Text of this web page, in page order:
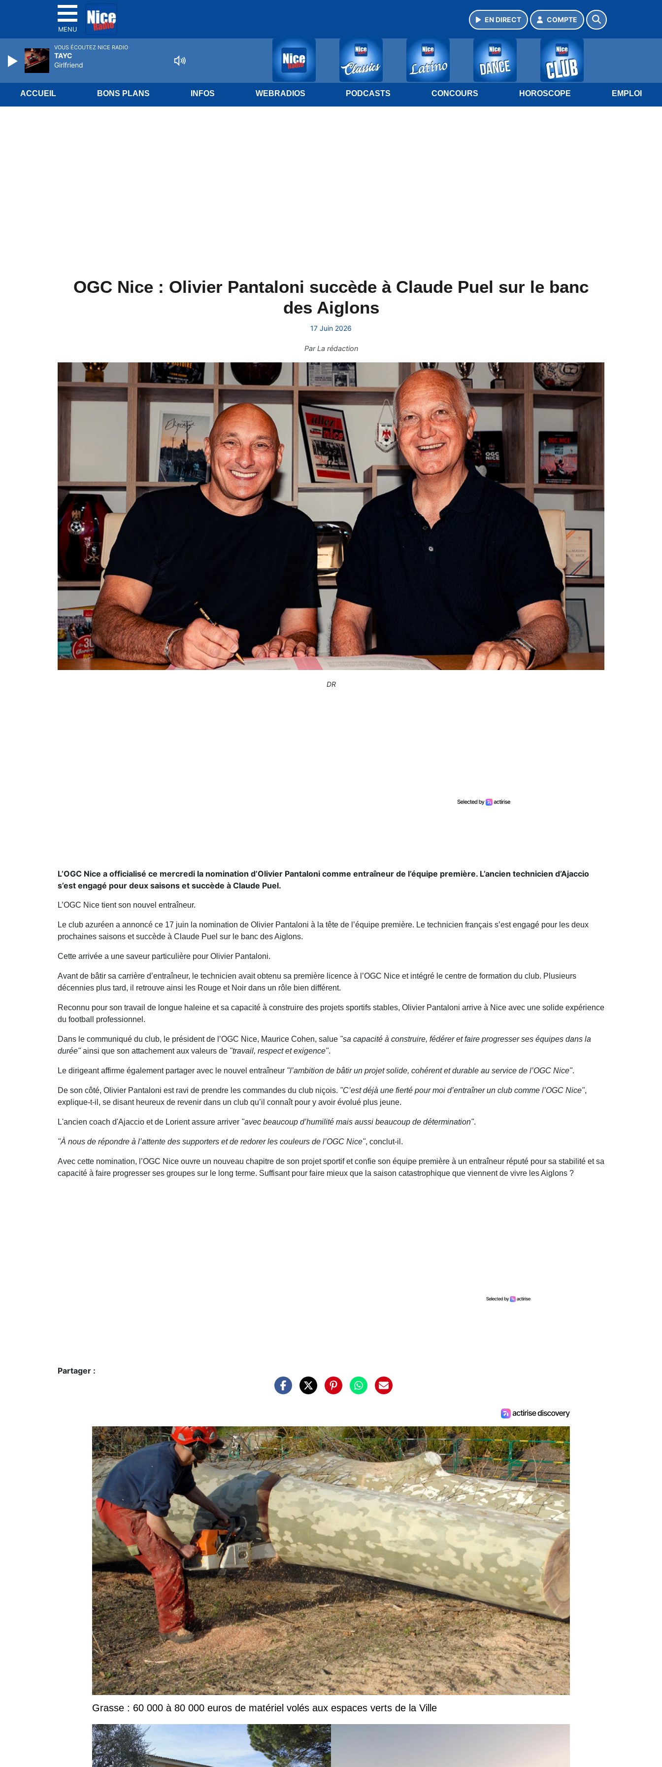
MENU
EN DIRECT COMPTE
ACCUEIL BONS PLANS INFOS WEBRADIOS PODCASTS CONCOURS HOROSCOPE EMPLOI
OGC Nice : Olivier Pantaloni succède à Claude Puel sur le banc
des Aiglons
17 Juin 2026
ParLa rédaction
DR
L’OGC Nice a officialisé ce mercredi la nomination d’Olivier Pantaloni comme entraîneur de l’équipe première. L’ancien technicien d’Ajaccio
s’est engagé pour deux saisons et succède à Claude Puel.
L’OGC Nice tient son nouvel entraîneur.
Le club azuréen a annoncé ce 17 juin la nomination de Olivier Pantaloni à la tête de l’équipe première. Le technicien français s’est engagé pour les deux
prochaines saisons et succède à Claude Puel sur le banc des Aiglons.
Cette arrivée a une saveur particulière pour Olivier Pantaloni.
Avant de bâtir sa carrière d’entraîneur, le technicien avait obtenu sa première licence à l’OGC Nice et intégré le centre de formation du club. Plusieurs
décennies plus tard, il retrouve ainsi les Rouge et Noir dans un rôle bien différent.
Reconnu pour son travail de longue haleine et sa capacité à construire des projets sportifs stables, Olivier Pantaloni arrive à Nice avec une solide expérience
du football professionnel.
Dans le communiqué du club, le président de l’OGC Nice, Maurice Cohen, salue "sa capacité à construire, fédérer et faire progresser ses équipes dans la
durée"ainsi que son attachement aux valeurs de "travail, respect et exigence".
Le dirigeant affirme également partager avec le nouvel entraîneur "l’ambition de bâtir un projet solide, cohérent et durable au service de l’OGC Nice".
De son côté, Olivier Pantaloni est ravi de prendre les commandes du club niçois. "C’est déjà une fierté pour moi d’entraîner un club comme l’OGC Nice",
explique-t-il, se disant heureux de revenir dans un club qu’il connaît pour y avoir évolué plus jeune.
L'ancien coach d'Ajaccio et de Lorient assure arriver "avec beaucoup d’humilité mais aussi beaucoup de détermination".
"À nous de répondre à l’attente des supporters et de redorer les couleurs de l’OGC Nice", conclut-il.
Avec cette nomination, l’OGC Nice ouvre un nouveau chapitre de son projet sportif et confie son équipe première à un entraîneur réputé pour sa stabilité et sa
capacité à faire progresser ses groupes sur le long terme. Suffisant pour faire mieux que la saison catastrophique que viennent de vivre les Aiglons ?
Partager :
Grasse : 60 000 à 80 000 euros de matériel volés aux espaces verts de la Ville
VOUS ÉCOUTEZ NICE RADIO
TAYC
Girlfriend